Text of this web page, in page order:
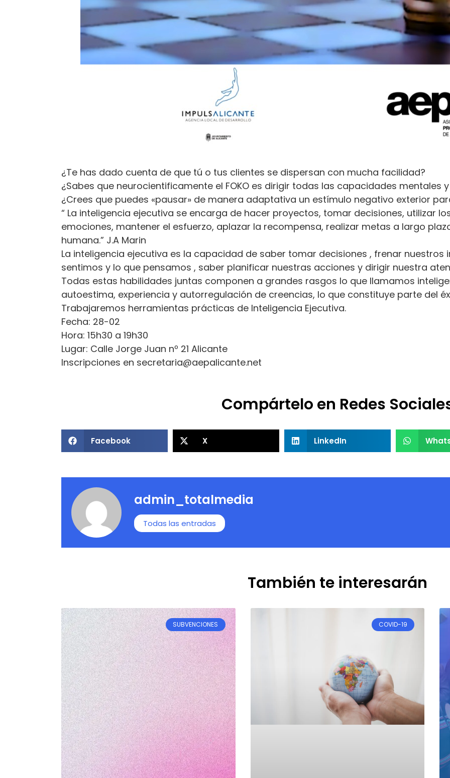
¿Te has dado cuenta de que tú o tus clientes se dispersan con mucha facilidad?
¿Sabes que neurocientificamente el FOKO es dirigir todas las capacidades mentales
¿Crees que puedes «pausar» de manera adaptativa un estímulo negativo exterior
“ La inteligencia ejecutiva se encarga de hacer proyectos, tomar decisiones, utilizar
emociones, mantener el esfuerzo, aplazar la recompensa, realizar metas a largo
humana.” J.A Marin
La inteligencia ejecutiva es la capacidad de saber tomar decisiones , frenar nuestros
sentimos y lo que pensamos , saber planificar nuestras acciones y dirigir nuestra
Todas estas habilidades juntas componen a grandes rasgos lo que llamamos
autoestima, experiencia y autorregulación de creencias, lo que constituye parte del
Trabajaremos herramientas prácticas de Inteligencia Ejecutiva.
Fecha: 28-02
Hora: 15h30 a 19h30
Lugar: Calle Jorge Juan nº 21 Alicante
Inscripciones en secretaria@aepalicante.net
Compártelo en Redes
Facebook X LinkedIn
admin_totalmedia
Todas las entradas
También te interesarán
SUBVENCIONES COVID-19